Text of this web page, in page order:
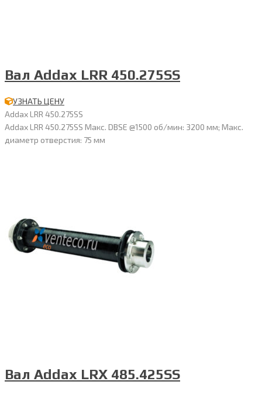
Вал Addax LRR 450.275SS
УЗНАТЬ ЦЕНУ
Addax LRR 450.275SS
Addax LRR 450.275SS Макс. DBSE @1500 об/мин: 3200 мм; Макс.
диаметр отверстия: 75 мм
Вал Addax LRX 485.425SS